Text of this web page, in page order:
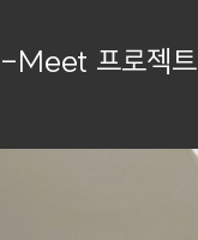
Meet 프로젝트